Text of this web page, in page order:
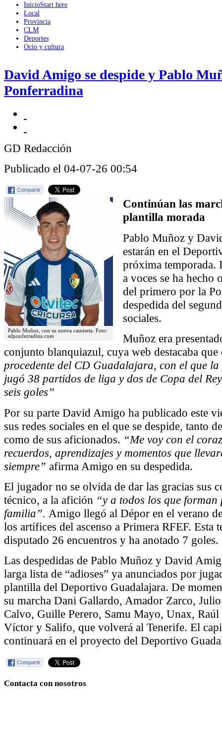
InicioStart here
Local
Provincia
CLM
Deportes
Ocio y cultura
David Amigo se despide y Pablo
Ponferradina
GD Redacción
Publicado el 04-07-26 00:54
Compartir
Pablo Muñoz, con su nueva camiseta. Foto:
sdponferradina.com
Continúan las
plantilla morada
Pablo Muñoz y
estarán en el
próxima temporada.
a voces se ha
del primero por la
despedida del
sociales.
Muñoz era
conjunto blanquiazul, cuya web destacaba que
procedente del CD Guadalajara, con el que
jugó 38 partidos de liga y dos de Copa del
seis goles”
Por su parte David Amigo ha publicado este
sus redes sociales en el que se despide, tanto
como de sus aficionados. “Me voy con el
recuerdos, aprendizajes y momentos que
siempre” afirma Amigo en su despedida.
El jugador no se olvida de dar las gracias sus
técnico, a la afición “y a todos los que forman
familia”. Amigo llegó al Dépor en el verano
los artífices del ascenso a Primera RFEF. Esta
disputado 26 encuentros y ha anotado 7 goles.
Las despedidas de Pablo Muñoz y David
larga lista de “adioses” ya anunciados por
plantilla del Deportivo Guadalajara. De
su marcha Dani Gallardo, Amador Zarco,
Calvo, Guille Perero, Samu Mayo, Unax, Raúl
Víctor y Salifo, que volverá al Tenerife. El
continuará en el proyecto del Deportivo
Compartir
Contacta con nosotros